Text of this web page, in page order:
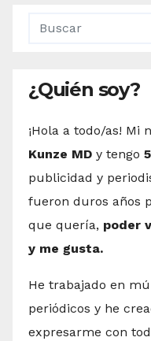
¿Quién soy?
¡Hola a todo/as! Mi
Kunze MD y tengo
publicidad y
fueron duros años
que quería, poder
y me gusta.
He trabajado en
periódicos y he
expresarme con